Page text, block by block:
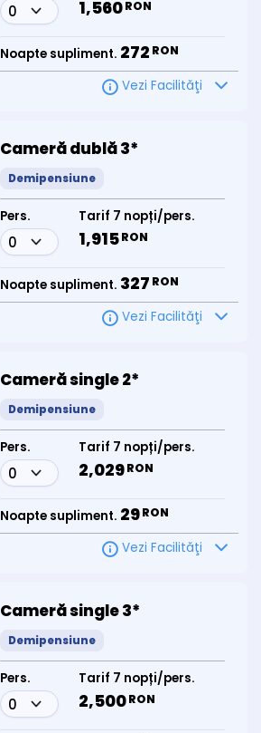
1,560RON
Noapte supliment. 272 RON
Vezi Facilităţi
Cameră dublă 3*
Demipensiune
Pers. Tarif 7 nopți/pers.
1,915RON
Noapte supliment. 327 RON
Vezi Facilităţi
Cameră single 2*
Demipensiune
Pers. Tarif 7 nopți/pers.
2,029RON
Noapte supliment. 29RON
Vezi Facilităţi
Cameră single 3*
Demipensiune
Pers. Tarif 7 nopți/pers.
2,500RON